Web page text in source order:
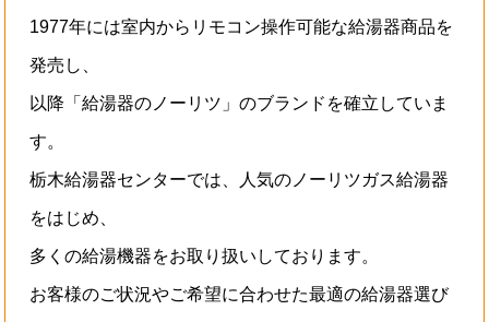
1977年には室内からリモコン操作可能な給湯器商品を
発売し、
以降「給湯器のノーリツ」のブランドを確立していま
す。
栃木給湯器センターでは、人気のノーリツガス給湯器
をはじめ、
多くの給湯機器をお取り扱いしております。
お客様のご状況やご希望に合わせた最適の給湯器選び